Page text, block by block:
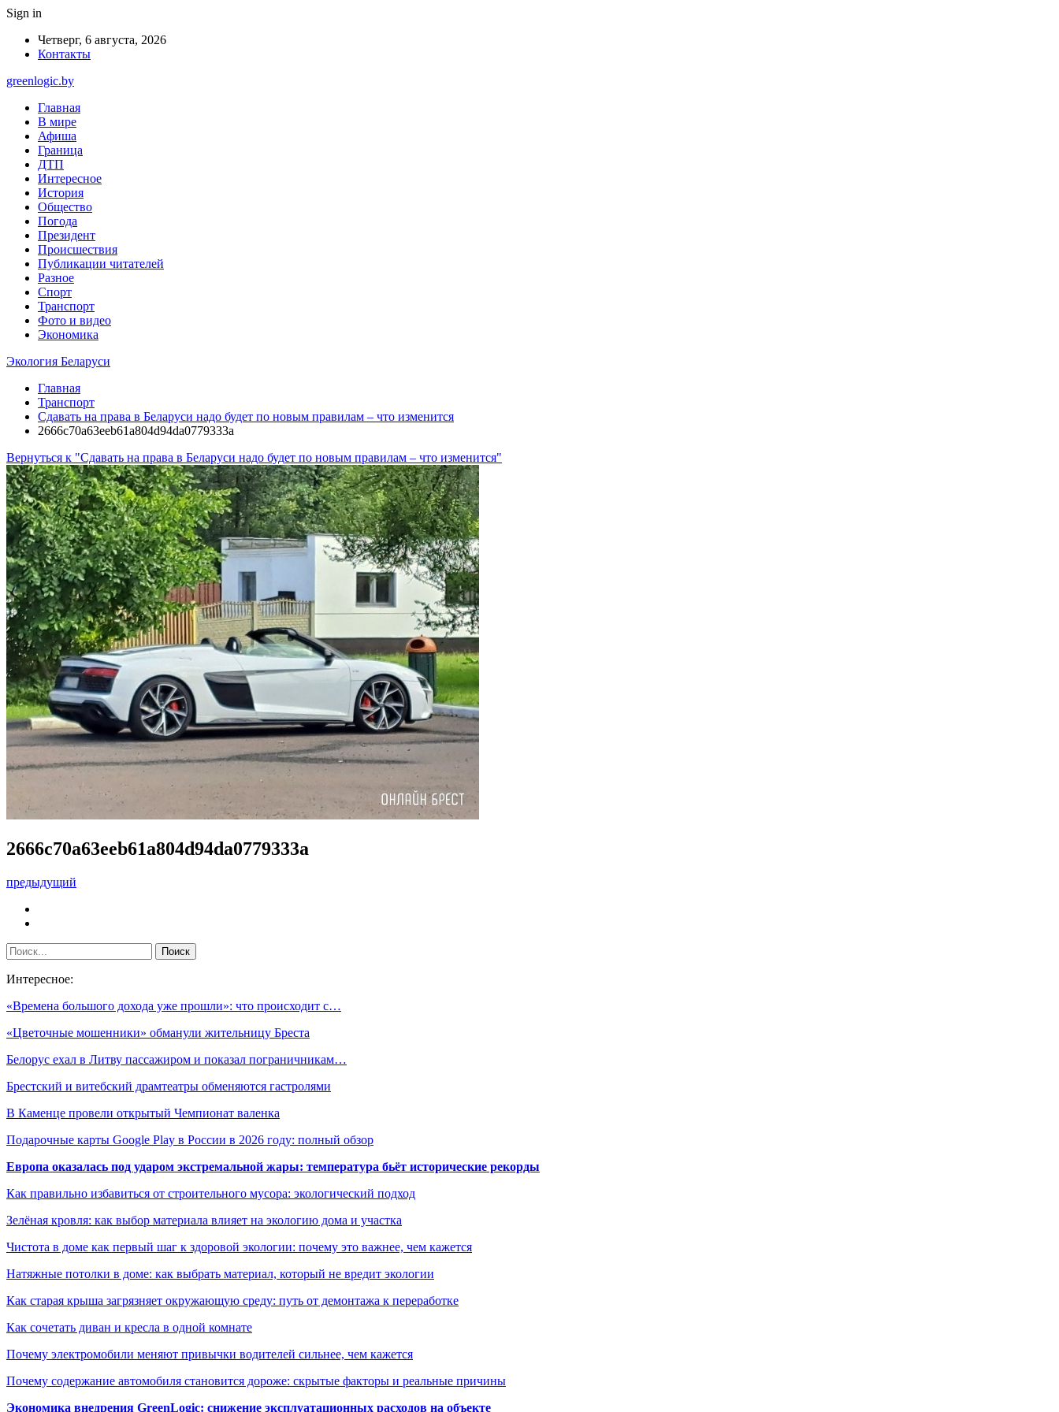
Sign in
Четверг, 6 августа, 2026
Контакты
greenlogic.by
Главная
В мире
Афиша
Граница
ДТП
Интересное
История
Общество
Погода
Президент
Происшествия
Публикации читателей
Разное
Спорт
Транспорт
Фото и видео
Экономика
Экология Беларуси
Главная
Транспорт
Сдавать на права в Беларуси надо будет по новым правилам – что изменится
2666c70a63eeb61a804d94da0779333a
Вернуться к "Сдавать на права в Беларуси надо будет по новым правилам – что изменится"
2666c70a63eeb61a804d94da0779333a
предыдущий
Интересное:
«Времена большого дохода уже прошли»: что происходит с…
«Цветочные мошенники» обманули жительницу Бреста
Белорус ехал в Литву пассажиром и показал пограничникам…
Брестский и витебский драмтеатры обменяются гастролями
В Каменце провели открытый Чемпионат валенка
Подарочные карты Google Play в России в 2026 году: полный обзор
Европа оказалась под ударом экстремальной жары: температура бьёт исторические рекорды
Как правильно избавиться от строительного мусора: экологический подход
Зелёная кровля: как выбор материала влияет на экологию дома и участка
Чистота в доме как первый шаг к здоровой экологии: почему это важнее, чем кажется
Натяжные потолки в доме: как выбрать материал, который не вредит экологии
Как старая крыша загрязняет окружающую среду: путь от демонтажа к переработке
Как сочетать диван и кресла в одной комнате
Почему электромобили меняют привычки водителей сильнее, чем кажется
Почему содержание автомобиля становится дороже: скрытые факторы и реальные причины
Экономика внедрения GreenLogic: снижение эксплуатационных расходов на объекте